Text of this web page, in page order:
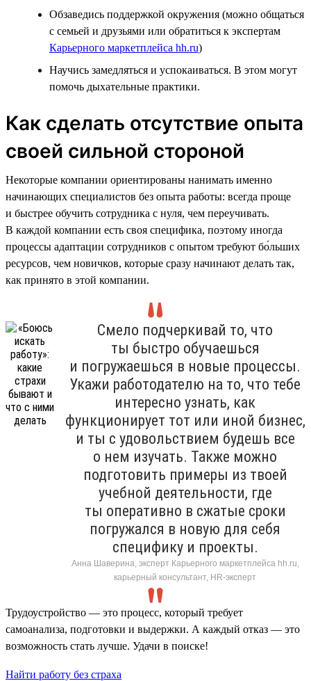
Обзаведись поддержкой окружения (можно общаться
с семьей и друзьями или обратиться к экспертам
Карьерного маркетплейса hh.ru)
Научись замедляться и успокаиваться. В этом могут
помочь дыхательные практики.
Как сделать отсутствие опыта
своей сильной стороной
Некоторые компании ориентированы нанимать именно
начинающих специалистов без опыта работы: всегда проще
и быстрее обучить сотрудника с нуля, чем переучивать.
В каждой компании есть своя специфика, поэтому иногда
процессы адаптации сотрудников с опытом требуют бо́льших
ресурсов, чем новичков, которые сразу начинают делать так,
как принято в этой компании.
Смело подчеркивай то, что
ты быстро обучаешься
и погружаешься в новые процессы.
Укажи работодателю на то, что тебе
интересно узнать, как
функционирует тот или иной бизнес,
и ты с удовольствием будешь все
о нем изучать. Также можно
подготовить примеры из твоей
учебной деятельности, где
ты оперативно в сжатые сроки
погружался в новую для себя
специфику и проекты.
Анна Шаверина, эксперт Карьерного маркетплейса hh.ru,
карьерный консультант, HR-эксперт
Трудоустройство — это процесс, который требует
самоанализа, подготовки и выдержки. А каждый отказ — это
возможность стать лучше. Удачи в поиске!
Найти работу без страха